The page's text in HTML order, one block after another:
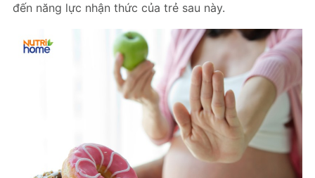
đến năng lực nhận thức của trẻ sau này.